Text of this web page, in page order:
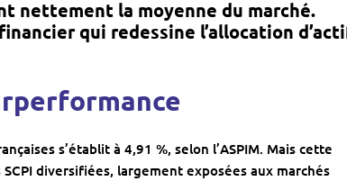
nettement la moyenne du marché.
qui redessine l’allocation
s’établit à 4,91 %, selon l’ASPIM. Mais cette
diversifiées, largement exposées aux marchés